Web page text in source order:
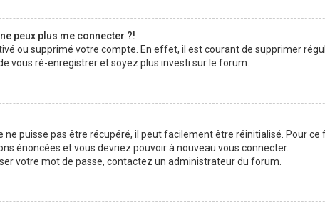
peux plus me connecter ?!
ou supprimé votre compte. En effet, il est courant de supprimer
vous ré-enregistrer et soyez plus investi sur le forum.
ne puisse pas être récupéré, il peut facilement être réinitialisé. Pour
énoncées et vous devriez pouvoir à nouveau vous connecter.
votre mot de passe, contactez un administrateur du forum.